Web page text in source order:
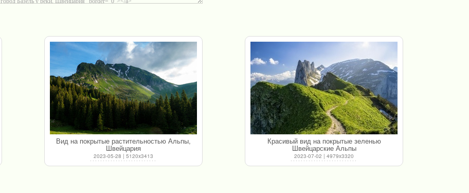
Вид на покрытые растительностью Альпы,
Швейцария
2023-05-28 | 5120x3413
Красивый вид на покрытые зеленью
Швейцарские Альпы
2023-07-02 | 4979x3320